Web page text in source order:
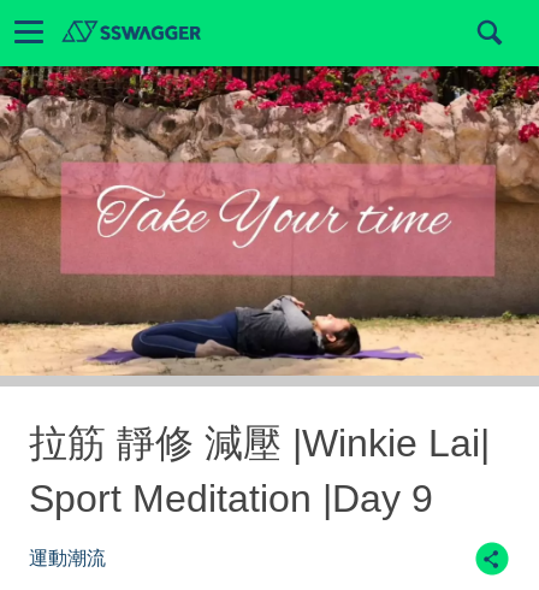
拉筋 靜修 減壓 |Winkie Lai|
Sport Meditation |Day 9
運動潮流